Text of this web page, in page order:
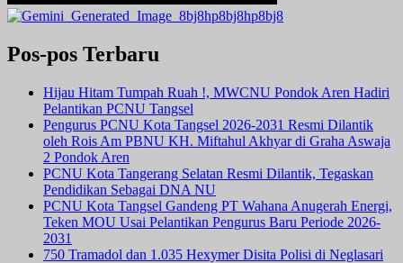
Pos-pos Terbaru
Hijau Hitam Tumpah Ruah !, MWCNU Pondok Aren Hadiri
Pelantikan PCNU Tangsel
Pengurus PCNU Kota Tangsel 2026-2031 Resmi Dilantik
oleh Rois Am PBNU KH. Miftahul Akhyar di Graha Aswaja
2 Pondok Aren
PCNU Kota Tangerang Selatan Resmi Dilantik, Tegaskan
Pendidikan Sebagai DNA NU
PCNU Kota Tangsel Gandeng PT Wahana Anugerah Energi,
Teken MOU Usai Pelantikan Pengurus Baru Periode 2026-
2031
750 Tramadol dan 1.035 Hexymer Disita Polisi di Neglasari